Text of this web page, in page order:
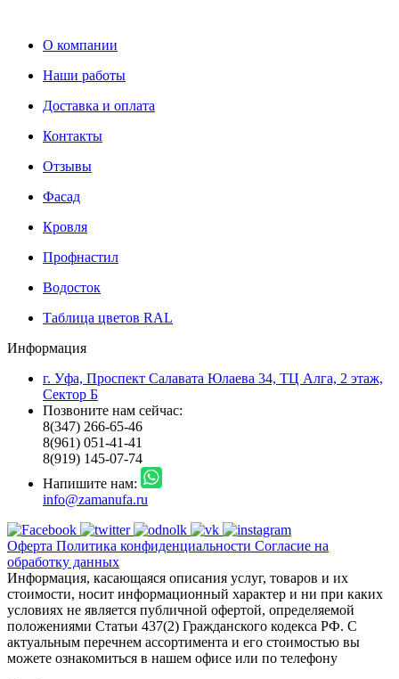
О компании
Наши работы
Доставка и оплата
Контакты
Отзывы
Фасад
Кровля
Профнастил
Водосток
Таблица цветов RAL
Информация
г. Уфа, Проспект Салавата Юлаева 34, ТЦ Алга, 2 этаж,
Сектор Б
Позвоните нам сейчас:
8(347) 266-65-46
8(961) 051-41-41
8(919) 145-07-74
Напишите нам:
info@zamanufa.ru
Оферта Политика конфиденциальности Согласие на
обработку данных
Информация, касающаяся описания услуг, товаров и их
стоимости, носит информационный характер и ни при каких
условиях не является публичной офертой, определяемой
положениями Статьи 437(2) Гражданского кодекса РФ. С
актуальным перечнем ассортимента и его стоимостью вы
можете ознакомиться в нашем офисе или по телефону